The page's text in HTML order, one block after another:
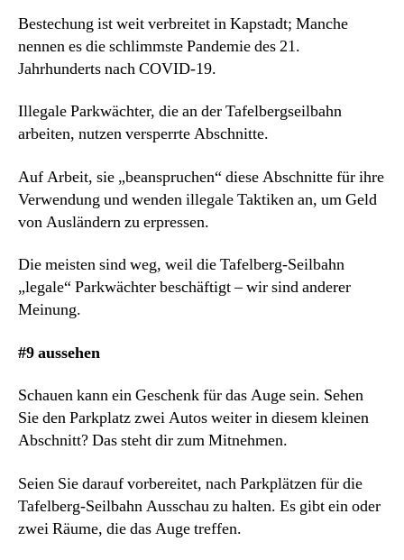
Bestechung ist weit verbreitet in Kapstadt; Manche
nennen es die schlimmste Pandemie des 21.
Jahrhunderts nach COVID-19.
Illegale Parkwächter, die an der Tafelbergseilbahn
arbeiten, nutzen versperrte Abschnitte.
Auf Arbeit, sie „beanspruchen“ diese Abschnitte für ihre
Verwendung und wenden illegale Taktiken an, um Geld
von Ausländern zu erpressen.
Die meisten sind weg, weil die Tafelberg-Seilbahn
„legale“ Parkwächter beschäftigt – wir sind anderer
Meinung.
#9 aussehen
Schauen kann ein Geschenk für das Auge sein. Sehen
Sie den Parkplatz zwei Autos weiter in diesem kleinen
Abschnitt? Das steht dir zum Mitnehmen.
Seien Sie darauf vorbereitet, nach Parkplätzen für die
Tafelberg-Seilbahn Ausschau zu halten. Es gibt ein oder
zwei Räume, die das Auge treffen.